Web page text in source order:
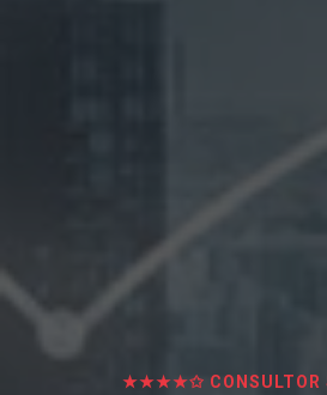
★★★★✩ CONSULTOR